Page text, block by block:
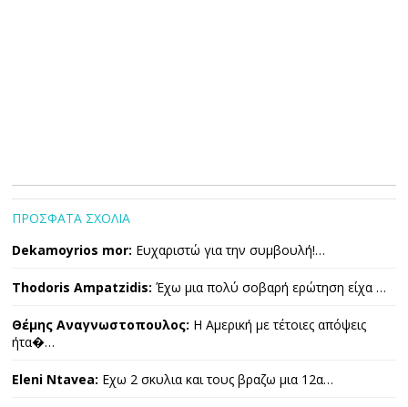
ΠΡΟΣΦΑΤΑ ΣΧΟΛΙΑ
Dekamoyrios mor: Ευχαριστώ για την συμβουλή!…
Thodoris Ampatzidis: Έχω μια πολύ σοβαρή ερώτηση είχα …
Θέμης Αναγνωστοπουλος: Η Αμερική με τέτοιες απόψεις
ήτα�…
Eleni Ntavea: Εχω 2 σκυλια και τους βραζω μια 12α…